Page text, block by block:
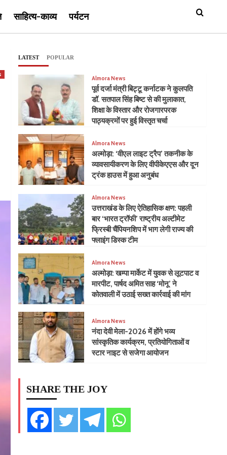
साहित्य-काव्य पर्यटन
LATEST POPULAR
Almora News
पूर्व दर्जा मंत्री बिट्टू कर्नाटक ने कुलपति
डॉ. सतपाल सिंह बिष्ट से की मुलाकात,
शिक्षा के विस्तार और रोजगारपरक
पाठ्यक्रमों पर हुई विस्तृत चर्चा
Almora News
अल्मोड़ा: ‘वीएल लाइट ट्रैप’ तकनीक के
व्यावसायीकरण के लिए वीपीकेएएस और दून
ट्रंक हाउस में हुआ अनुबंध
Almora News
उत्तराखंड के लिए ऐतिहासिक क्षण: पहली
बार ‘भारत ट्रॉफी’ राष्ट्रीय अल्टीमेट
फ्रिस्बी चैंपियनशिप में भाग लेगी राज्य की
फ्लाइंग डिस्क टीम
Almora News
​अल्मोड़ा: खम्पा मार्केट में युवक से लूटपाट व
मारपीट, पार्षद अमित साह ‘मोनू’ ने
कोतवाली में उठाई सख्त कार्रवाई की मांग
Almora News
नंदा देवी मेला-2026 में होंगे भव्य
सांस्कृतिक कार्यक्रम, प्रतियोगिताओं व
स्टार नाइट से सजेगा आयोजन
SHARE THE JOY